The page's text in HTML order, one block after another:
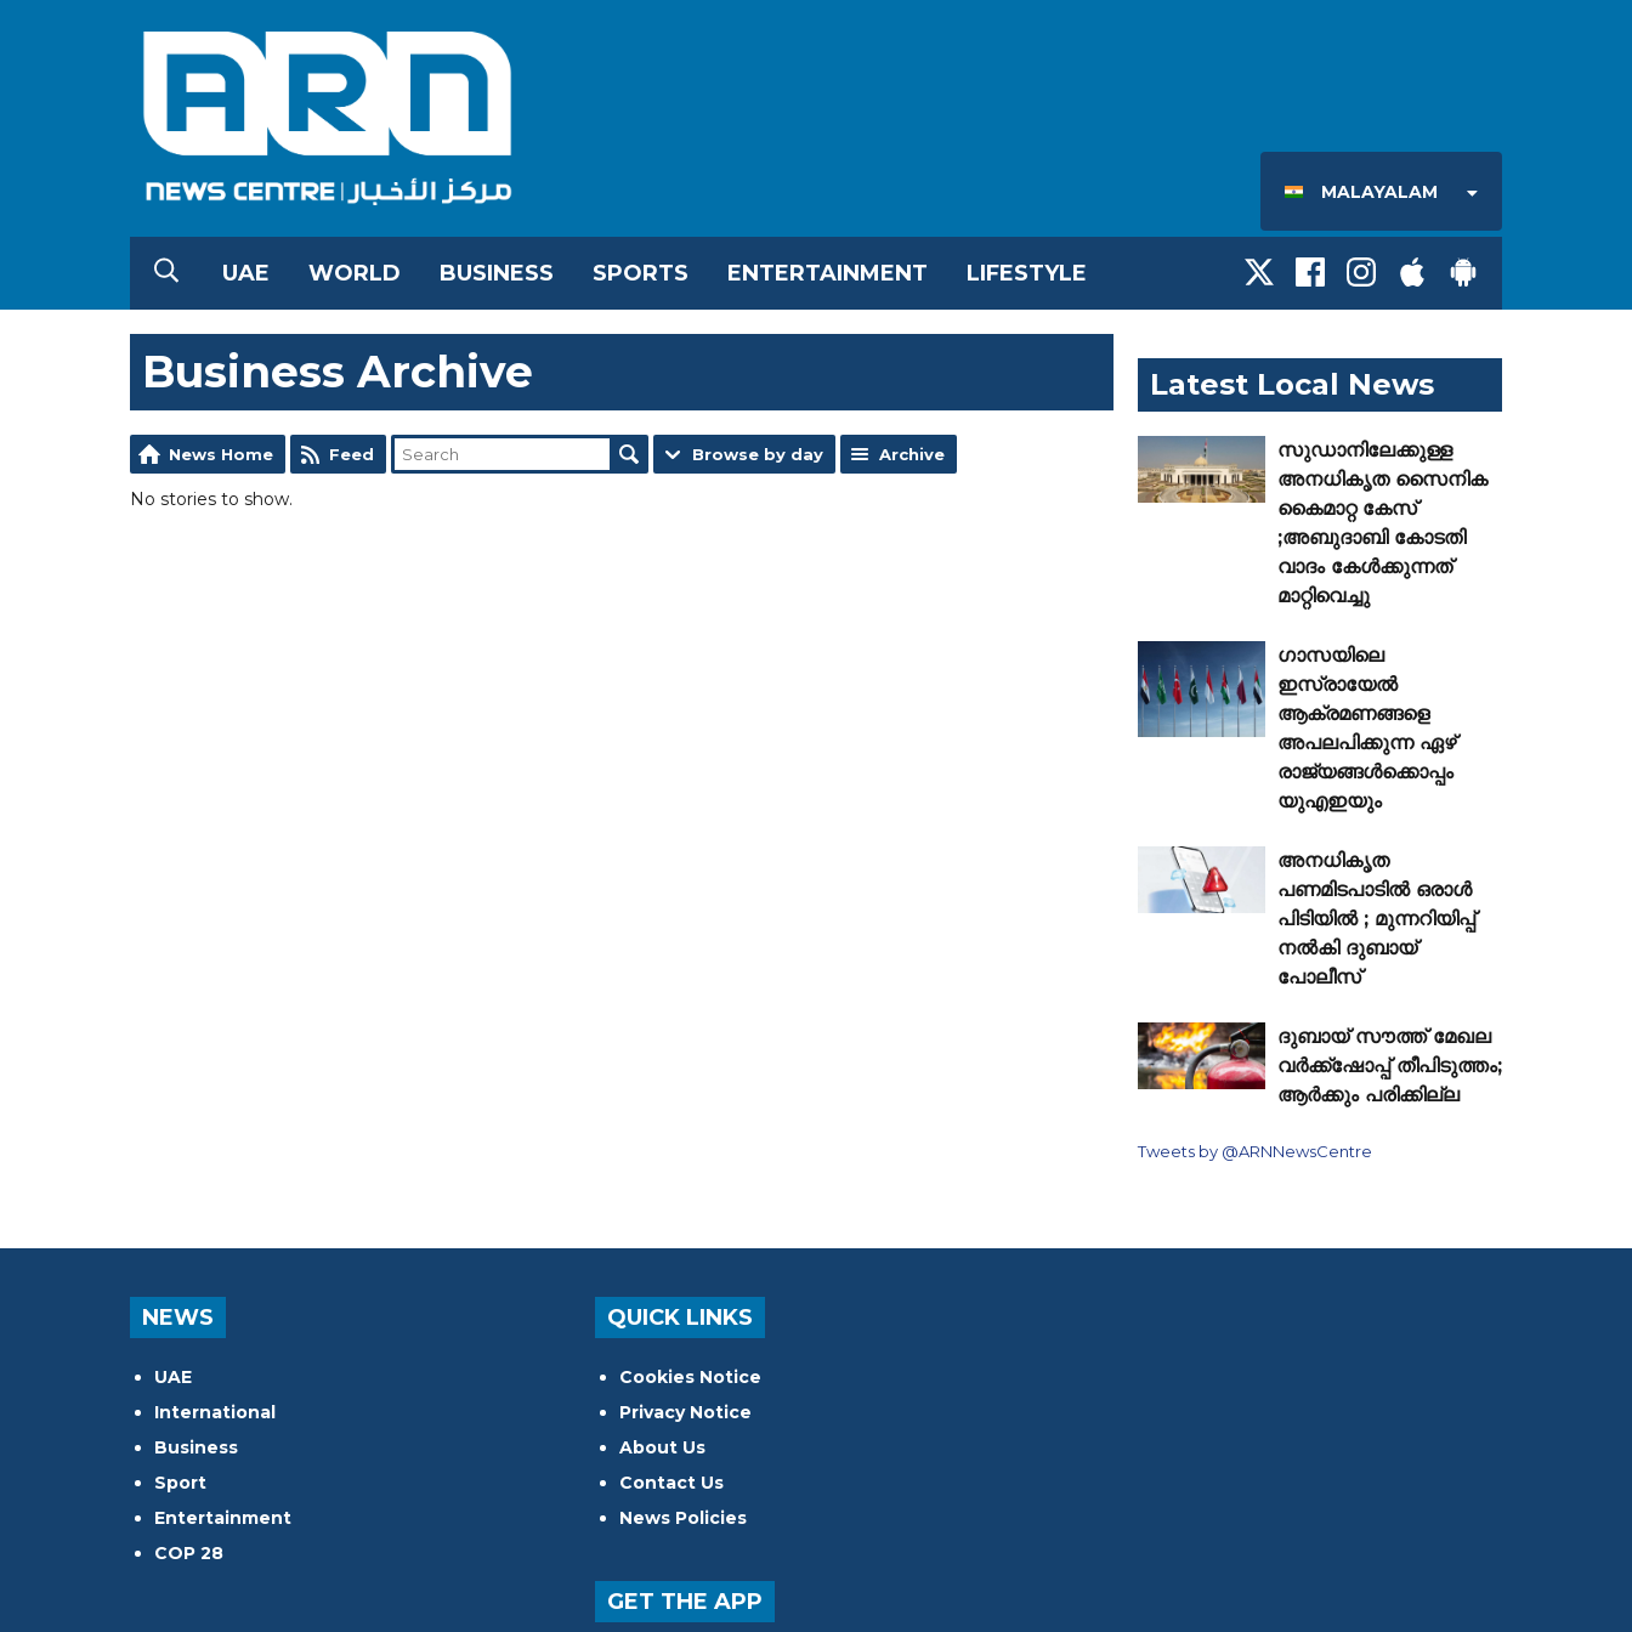
MALAYALAM
UAE WORLD BUSINESS SPORTS ENTERTAINMENT LIFESTYLE
Business Archive
News Home Feed Browse by day Archive
No stories to show.
Latest Local News
സുഡാനിലേക്കുള്ള
അനധികൃത സൈനിക
കൈമാറ്റ കേസ്
;അബുദാബി കോടതി
വാദം കേൾക്കുന്നത്
മാറ്റിവെച്ചു
ഗാസയിലെ
ഇസ്രായേൽ
ആക്രമണങ്ങളെ
അപലപിക്കുന്ന ഏഴ്
രാജ്യങ്ങൾക്കൊപ്പം
യുഎഇയും
അനധികൃത
പണമിടപാടിൽ ഒരാൾ
പിടിയിൽ ; മുന്നറിയിപ്പ്
നൽകി ദുബായ്
പോലീസ്
ദുബായ് സൗത്ത് മേഖല
വർക്ക്‌ഷോപ്പ് തീപിടുത്തം;
ആർക്കും പരിക്കില്ല
Tweets by @ARNNewsCentre
NEWS
UAE
International
Business
Sport
Entertainment
COP 28
QUICK LINKS
Cookies Notice
Privacy Notice
About Us
Contact Us
News Policies
GET THE APP